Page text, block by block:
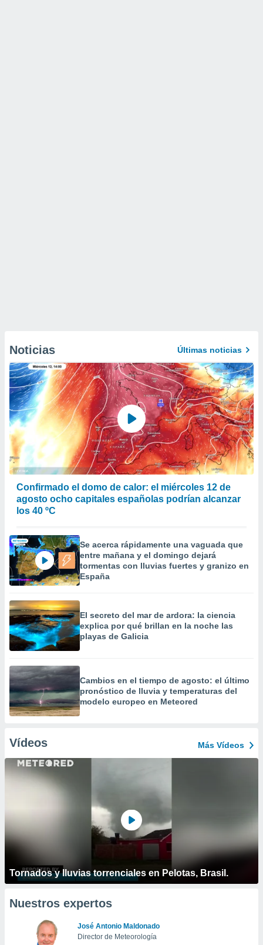
Noticias Últimas noticias
Confirmado el domo de calor: el miércoles 12 de
agosto ocho capitales españolas podrían alcanzar
los 40 ºC
Se acerca rápidamente una vaguada que
entre mañana y el domingo dejará
tormentas con lluvias fuertes y granizo en
España
El secreto del mar de ardora: la ciencia
explica por qué brillan en la noche las
playas de Galicia
Cambios en el tiempo de agosto: el último
pronóstico de lluvia y temperaturas del
modelo europeo en Meteored
Vídeos Más Vídeos
Tornados y lluvias torrenciales en Pelotas, Brasil.
Nuestros expertos
José Antonio Maldonado
Director de Meteorología